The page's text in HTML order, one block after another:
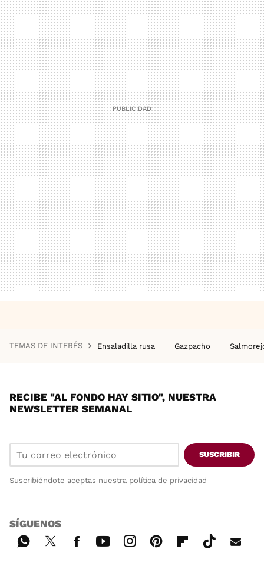
TEMAS DE INTERÉS Ensaladilla rusa Gazpacho
RECIBE "AL FONDO HAY SITIO", NUESTRA
NEWSLETTER SEMANAL
SUSCRIBIR
Suscribiéndote aceptas nuestra política de privacidad
SÍGUENOS